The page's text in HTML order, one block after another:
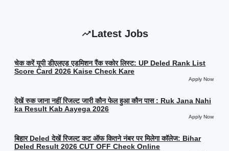
Latest Jobs
चेक करें यूपी डीएलएड एडमिशन रैंक स्कोर लिस्ट: UP Deled Rank List
Score Card 2026 Kaise Check Kare
Apply Now
देखें रुक जाना नहीं रिजल्ट जारी कौन फेल हुआ कौन पास : Ruk Jana Nahi
ka Result Kab Aayega 2026
Apply Now
बिहार Deled देखें रिजल्ट कट ऑफ कितने नंबर पर मिलेगा कॉलेज: Bihar
Deled Result 2026 CUT OFF Check Online